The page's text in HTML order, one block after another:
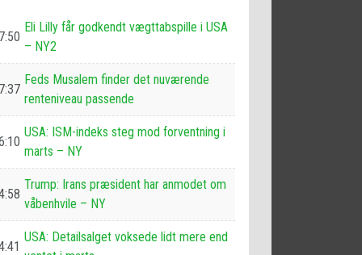
Eli Lilly får godkendt vægttabspille i USA
– NY2
Feds Musalem finder det nuværende
renteniveau passende
USA: ISM-indeks steg mod forventning i
marts – NY
Trump: Irans præsident har anmodet om
våbenhvile – NY
USA: Detailsalget voksede lidt mere end